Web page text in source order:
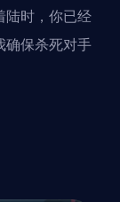
陆时，你已经
确保杀死对手